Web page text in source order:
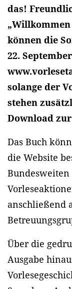
das!
können die
22.
solange der
stehen
Download
Das Buch
die Website
Bundesweiten
anschließend
Über die
Ausgabe